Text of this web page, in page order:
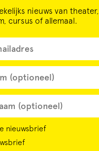
nieuws van theater,
cursus of allemaal.
nieuwsbrief